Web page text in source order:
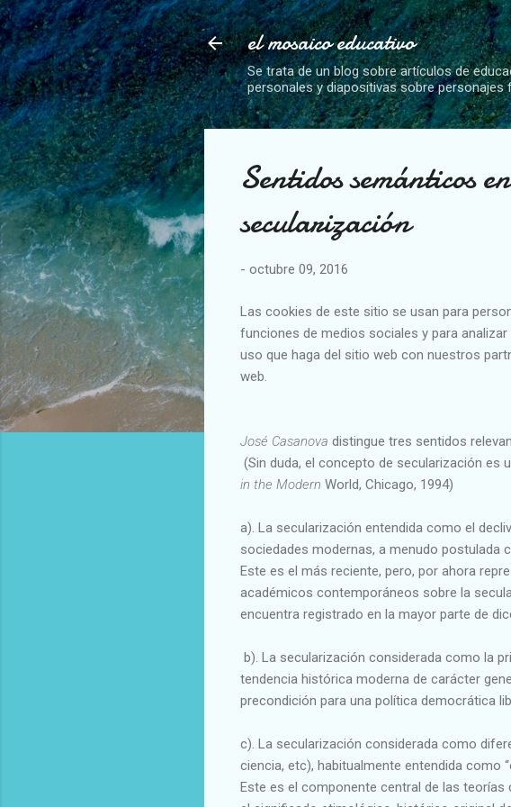
el mosaico educativo
Se trata de un blog sobre artículos de
personales y diapositivas sobre
Sentidos semánticos
secularización
- octubre 09, 2016
Las cookies de este sitio se usan para
funciones de medios sociales y para
uso que haga del sitio web con nuestros
web.
José Casanova distingue tres sentidos
(Sin duda, el concepto de secularización es
in the Modern World, Chicago, 1994)
a). La secularización entendida como el
sociedades modernas, a menudo postulada
Este es el más reciente, pero, por ahora
académicos contemporáneos sobre la
encuentra registrado en la mayor parte de
b). La secularización considerada como la
tendencia histórica moderna de carácter
precondición para una política democrática
c). La secularización considerada como
ciencia, etc), habitualmente entendida como
Este es el componente central de las